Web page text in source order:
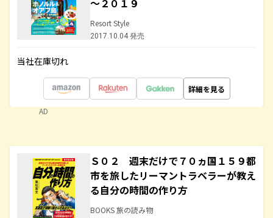
～２０１９
Resort Style
2017.10.04 発売
当社在庫切れ
詳細を見る
AD
Ｓ０２ 週末だけで７０ヵ国１５９都
市を旅したリーマントラベラーが教え
る自分の時間の作り方
BOOKS 旅の読み物